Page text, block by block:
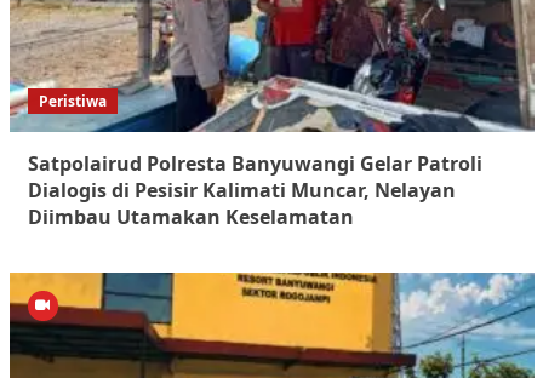
Peristiwa
Satpolairud Polresta Banyuwangi Gelar Patroli
Dialogis di Pesisir Kalimati Muncar, Nelayan
Diimbau Utamakan Keselamatan